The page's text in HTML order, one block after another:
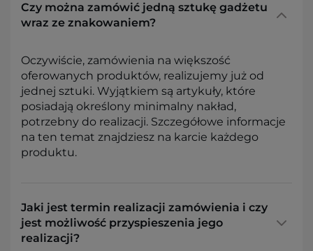
Czy można zamówić jedną sztukę gadżetu
wraz ze znakowaniem?
Oczywiście, zamówienia na większość
oferowanych produktów, realizujemy już od
jednej sztuki. Wyjątkiem są artykuły, które
posiadają określony minimalny nakład,
potrzebny do realizacji. Szczegółowe informacje
na ten temat znajdziesz na karcie każdego
produktu.
Jaki jest termin realizacji zamówienia i czy
jest możliwość przyspieszenia jego
realizacji?